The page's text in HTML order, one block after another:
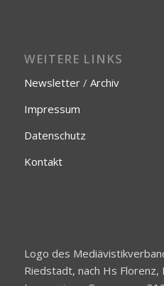
WEITERE LINKS
Newsletter/ Archiv
Impressum
Datenschutz
Kontakt
Logo des
Riedstadt, nach Hs Florenz,